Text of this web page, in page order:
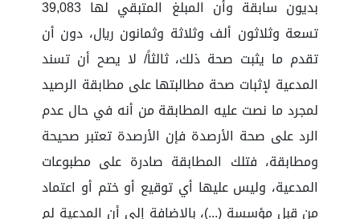
بديون سابقة وأن المبلغ المتبقي لها 39,083
تسعة وثلاثون ألف وثلاثة وثمانون ريال، دون أن
تقدم ما يثبت صحة ذلك، ثالثاً/ لا يصح أن تسند
المدعية لإثبات صحة مطالبتها على مطابقة الرصيد
لمجرد ما نصت عليه المطابقة من أنه في حال عدم
الرد على صحة الأرصدة فإن الأرصدة تعتبر صحيحة
ومطابقة، فتلك المطابقة صادرة على مطبوعات
المدعية، وليس عليها أي توقيع أو ختم أو اعتماد
من قبل مؤسسة (...)، بالإضافة إلى أن المدعية لم